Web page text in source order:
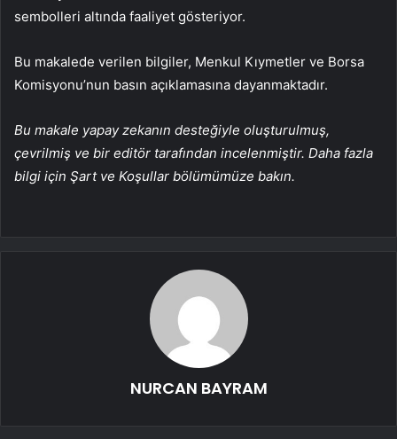
sembolleri altında faaliyet gösteriyor.
Bu makalede verilen bilgiler, Menkul Kıymetler ve Borsa
Komisyonu’nun basın açıklamasına dayanmaktadır.
Bu makale yapay zekanın desteğiyle oluşturulmuş,
çevrilmiş ve bir editör tarafından incelenmiştir. Daha fazla
bilgi için Şart ve Koşullar bölümümüze bakın.
NURCAN BAYRAM